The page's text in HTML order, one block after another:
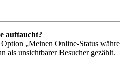
auftaucht?
„Meinen Online-Status
als unsichtbarer Besucher gezählt.